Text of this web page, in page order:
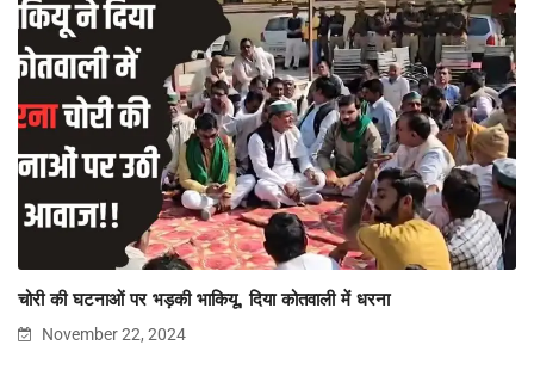
चोरी की घटनाओं पर भड़की भाकियू, दिया कोतवाली में धरना
November 22, 2024